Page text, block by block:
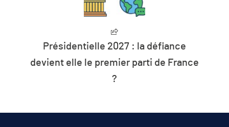
Présidentielle 2027 : la défiance
devient elle le premier parti de France
?